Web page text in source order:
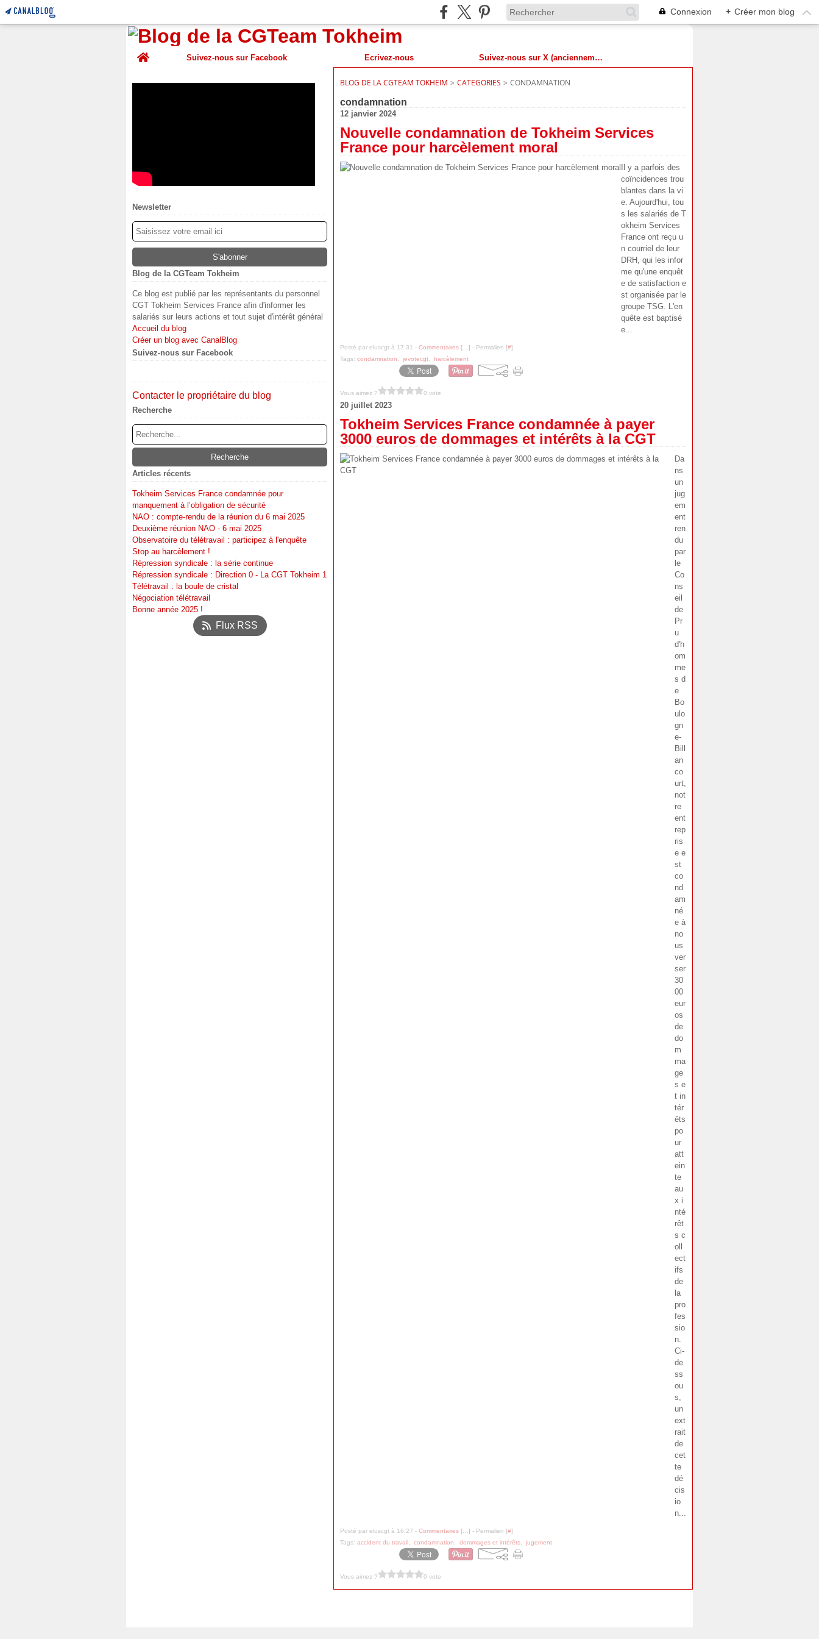
Connexion + Créer mon blog
Home
Suivez-nous sur Facebook Ecrivez-nous Suivez-nous sur X (anciennement Twitter)
Newsletter
Blog de la CGTeam Tokheim
Ce blog est publié par les représentants du personnel
CGT Tokheim Services France afin d'informer les
salariés sur leurs actions et tout sujet d'intérêt général
Accueil du blog
Créer un blog avec CanalBlog
Suivez-nous sur Facebook
Contacter le propriétaire du blog
Recherche
Articles récents
Tokheim Services France condamnée pour
manquement à l’obligation de sécurité
NAO : compte-rendu de la réunion du 6 mai 2025
Deuxième réunion NAO - 6 mai 2025
Observatoire du télétravail : participez à l'enquête
Stop au harcèlement !
Répression syndicale : la série continue
Répression syndicale : Direction 0 - La CGT Tokheim 1
Télétravail : la boule de cristal
Négociation télétravail
Bonne année 2025 !
Flux RSS
BLOG DE LA CGTEAM TOKHEIM > CATEGORIES > CONDAMNATION
condamnation
12 janvier 2024
Nouvelle condamnation de Tokheim Services
France pour harcèlement moral
Il y a parfois des
coïncidences trou
blantes dans la vi
e. Aujourd'hui, tou
s les salariés de T
okheim Services
France ont reçu u
n courriel de leur
DRH, qui les infor
me qu'une enquêt
e de satisfaction e
st organisée par le
groupe TSG. L'en
quête est baptisé
e...
Posté par eluscgt à 17:31 - Commentaires [ ] - Permalien [#]
Tags: condamnation jevotecgt harcèlement
Vous aimez ? 0 vote
20 juillet 2023
Tokheim Services France condamnée à payer
3000 euros de dommages et intérêts à la CGT
Da
ns
un
jug
em
ent
ren
du
par
le
Co
ns
eil
de
Pr
u
d'h
om
me
s d
e
Bo
ulo
gn
e-
Bill
an
co
urt,
not
re
ent
rep
ris
e e
st
co
nd
am
né
e à
no
us
ver
ser
30
00
eur
os
de
do
m
ma
ge
s e
t in
tér
êts
po
ur
att
ein
te
au
x i
nté
rêt
s c
oll
ect
ifs
de
la
pro
fes
sio
n.
Ci-
de
ss
ou
s,
un
ext
rait
de
cet
te
dé
cis
io
n...
Posté par eluscgt à 16:27 - Commentaires [ ] - Permalien [#]
Tags: accident du travail condamnation dommages et intérêts jugement
Vous aimez ? 0 vote